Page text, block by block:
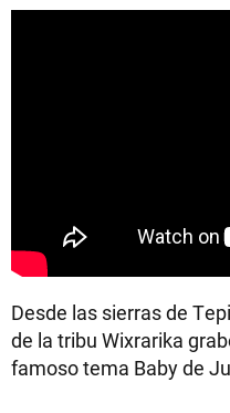
Desde las sierras de
de la tribu Wixrarika
famoso tema Baby de